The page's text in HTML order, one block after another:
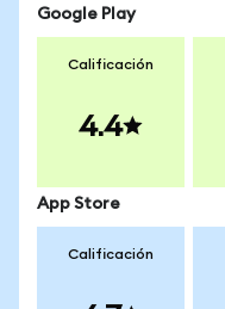
Google Play
Calificación
4.4
App Store
Calificación